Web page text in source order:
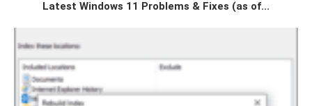
Latest Windows 11 Problems & Fixes (as of...